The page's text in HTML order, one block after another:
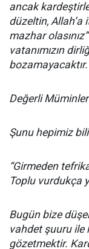
ancak
düzeltin, Allah’a
mazhar
vatanımızın
bozamayacaktır.
Değerli
Şunu hepimiz
“Girmeden
Toplu vurdukça
Bugün bize
vahdet şuuru ile
gözetmektir.